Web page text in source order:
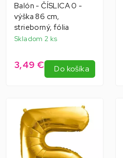
Balón - ČÍSLICA 0 -
výška 86 cm,
strieborný, fólia
Skladom 2 ks
3,49 € Do košíka